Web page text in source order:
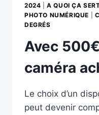
2024 |A QUOI ÇA
PHOTO NUMÉRIQUE
DEGRÉS
Avec
caméra
Le choix d’un
peut devenir